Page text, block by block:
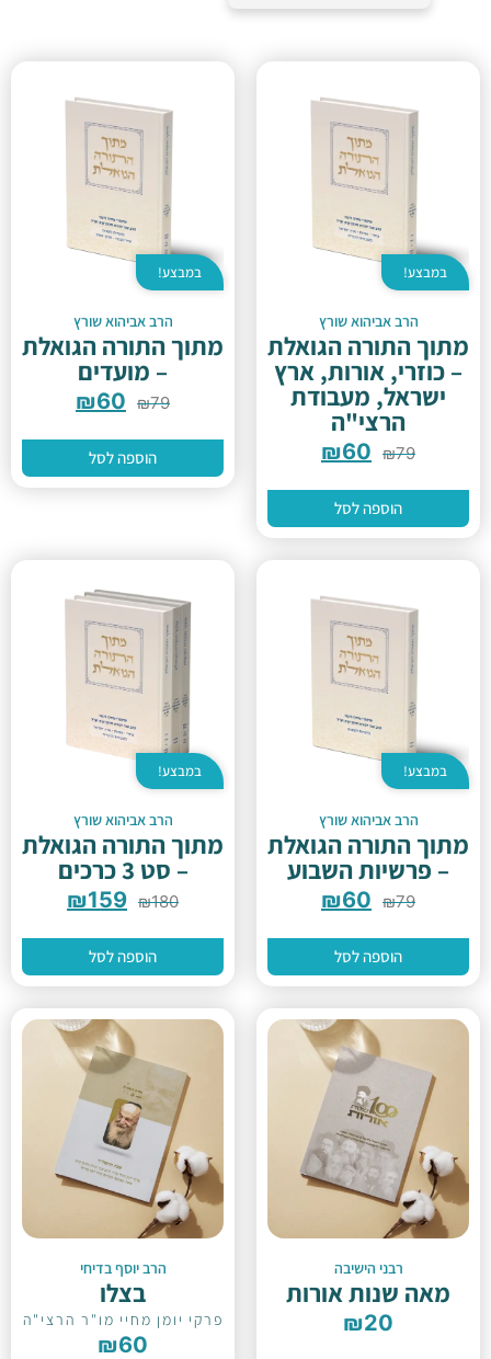
במבצע!
הרב אביהוא שורץ
מתוך התורה הגואלת
– כוזרי, אורות, ארץ
ישראל, מעבודת
הרצי"ה
₪79
₪60
הוספה לסל
במבצע!
הרב אביהוא שורץ
מתוך התורה הגואלת
– מועדים
₪79
₪60
הוספה לסל
במבצע!
הרב אביהוא שורץ
מתוך התורה הגואלת
– פרשיות השבוע
₪79
₪60
הוספה לסל
במבצע!
הרב אביהוא שורץ
מתוך התורה הגואלת
– סט 3 כרכים
₪180
₪159
הוספה לסל
רבני הישיבה
מאה שנות אורות
₪20
הרב יוסף בדיחי
בצלו
פרקי יומן מחיי מו"ר הרצי"ה
₪60